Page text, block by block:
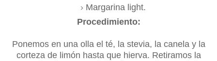
Margarina light.
Procedimiento:
Ponemos en una olla el té, la stevia, la canela y la
corteza de limón hasta que hierva. Retiramos la